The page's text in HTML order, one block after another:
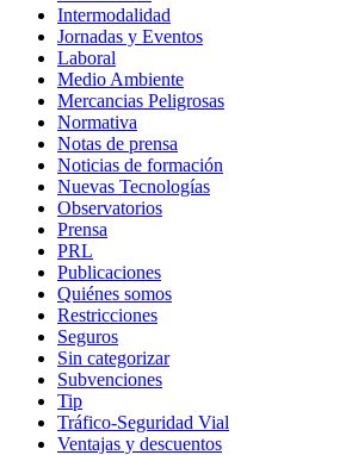
Intermodalidad
Jornadas y Eventos
Laboral
Medio Ambiente
Mercancias Peligrosas
Normativa
Notas de prensa
Noticias de formación
Nuevas Tecnologías
Observatorios
Prensa
PRL
Publicaciones
Quiénes somos
Restricciones
Seguros
Sin categorizar
Subvenciones
Tip
Tráfico-Seguridad Vial
Ventajas y descuentos